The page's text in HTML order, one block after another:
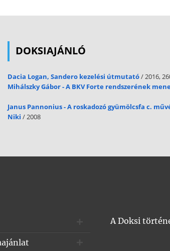
DOKSIAJÁNLÓ
Dacia Logan, Sandero kezelési útmutató/ 2016,
Mihálszky Gábor - A BKV Forte rendszerének
Janus Pannonius - A roskadozó gyümölcsfa c.
Niki / 2008
A Doksi